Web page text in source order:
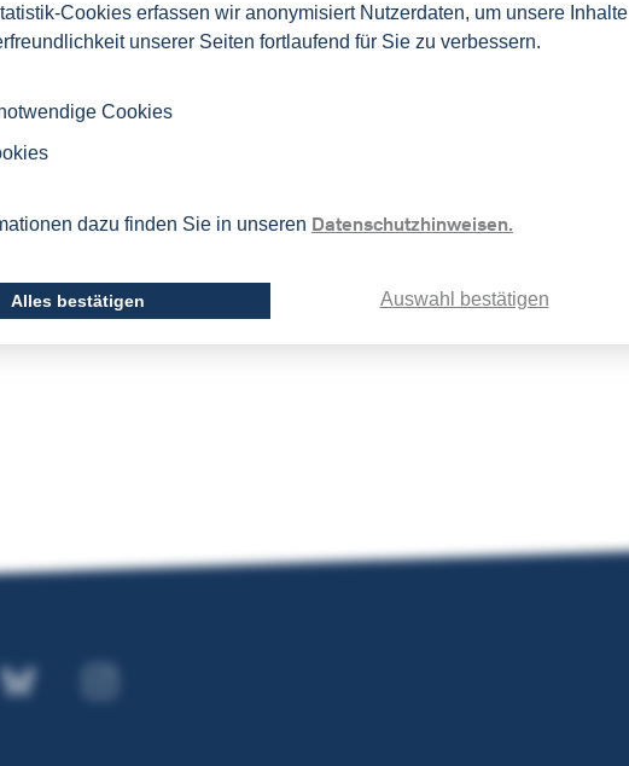
Cookies erfassen wir anonymisiert Nutzerdaten, um unsere Inhalte
unserer Seiten fortlaufend für Sie zu verbessern.
Cookies
dazu finden Sie in unseren Datenschutzhinweisen.
Auswahl bestätigen
Alles bestätigen
ins Ausland. Wer frühzeitig die passenden
Chancen auf dem (internationalen)
Extra.
Zeit
(Tarif C)
Nachbereitung der Kurse
Angabe